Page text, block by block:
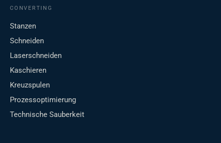
CONVERTING
Stanzen
Schneiden
Laserschneiden
Kaschieren
Kreuzspulen
Prozessoptimierung
Technische Sauberkeit